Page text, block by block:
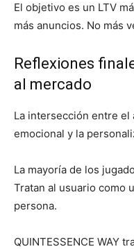
El objetivo es un LTV
más anuncios. No más
Reflexiones
al mercado
La intersección entre
emocional y la
La mayoría de los
Tratan al usuario como
persona.
QUINTESSENCE WAY